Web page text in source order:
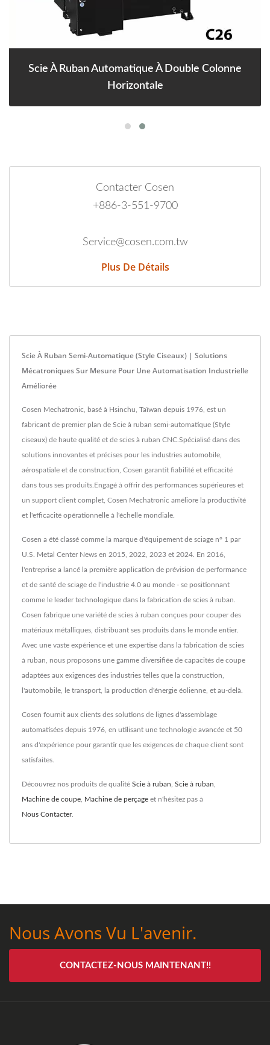
Scie À Ruban Automatique À Double Colonne
Horizontale
Contacter Cosen
+886-3-551-9700
Service@cosen.com.tw
Plus De Détails
Scie À Ruban Semi-Automatique (Style Ciseaux) | Solutions
Mécatroniques Sur Mesure Pour Une Automatisation Industrielle
Améliorée
Cosen Mechatronic, basé à Hsinchu, Taïwan depuis 1976, est un
fabricant de premier plan de Scie à ruban semi-automatique (Style
ciseaux) de haute qualité et de scies à ruban CNC.Spécialisé dans des
solutions innovantes et précises pour les industries automobile,
aérospatiale et de construction, Cosen garantit fiabilité et efficacité
dans tous ses produits.Engagé à offrir des performances supérieures et
un support client complet, Cosen Mechatronic améliore la productivité
et l'efficacité opérationnelle à l'échelle mondiale.
Cosen a été classé comme la marque d'équipement de sciage n° 1 par
U.S. Metal Center News en 2015, 2022, 2023 et 2024. En 2016,
l'entreprise a lancé la première application de prévision de performance
et de santé de sciage de l'industrie 4.0 au monde - se positionnant
comme le leader technologique dans la fabrication de scies à ruban.
Cosen fabrique une variété de scies à ruban conçues pour couper des
matériaux métalliques, distribuant ses produits dans le monde entier.
Avec une vaste expérience et une expertise dans la fabrication de scies
à ruban, nous proposons une gamme diversifiée de capacités de coupe
adaptées aux exigences des industries telles que la construction,
l'automobile, le transport, la production d'énergie éolienne, et au-delà.
Cosen fournit aux clients des solutions de lignes d'assemblage
automatisées depuis 1976, en utilisant une technologie avancée et 50
ans d'expérience pour garantir que les exigences de chaque client sont
satisfaites.
Découvrez nos produits de qualité Scie à ruban, Scie à ruban,
Machine de coupe, Machine de perçage et n'hésitez pas à
Nous Contacter.
Nous Avons Vu L'avenir.
CONTACTEZ-NOUS MAINTENANT!!